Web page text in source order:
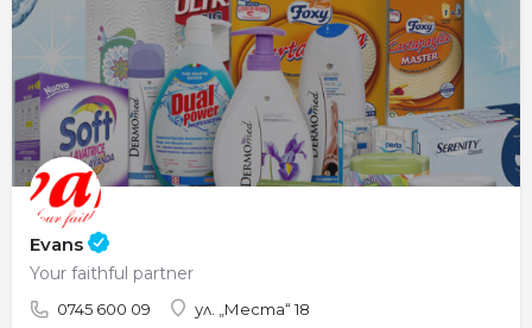
Evans
Your faithful partner
0745 600 09 ул. „Места“ 18